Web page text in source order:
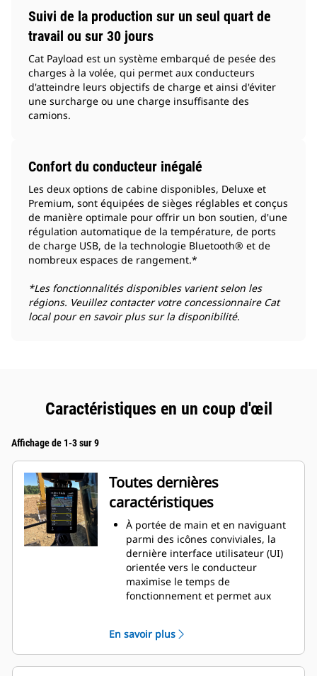
Suivi de la production sur un seul quart de
travail ou sur 30 jours
Cat Payload est un système embarqué de pesée des
charges à la volée, qui permet aux conducteurs
d'atteindre leurs objectifs de charge et ainsi d'éviter
une surcharge ou une charge insuffisante des
camions.
Confort du conducteur inégalé
Les deux options de cabine disponibles, Deluxe et
Premium, sont équipées de sièges réglables et conçus
de manière optimale pour offrir un bon soutien, d'une
régulation automatique de la température, de ports
de charge USB, de la technologie Bluetooth® et de
nombreux espaces de rangement.*
*Les fonctionnalités disponibles varient selon les
régions. Veuillez contacter votre concessionnaire Cat
local pour en savoir plus sur la disponibilité.
Caractéristiques en un coup d'œil
Affichage de 1-3 sur 9
Toutes dernières
caractéristiques
À portée de main et en naviguant
parmi des icônes conviviales, la
dernière interface utilisateur (UI)
orientée vers le conducteur
maximise le temps de
fonctionnement et permet aux
des listes d'outils de travail à la
création de nouvelles
combinaisons d'outils de travail
En savoir plus